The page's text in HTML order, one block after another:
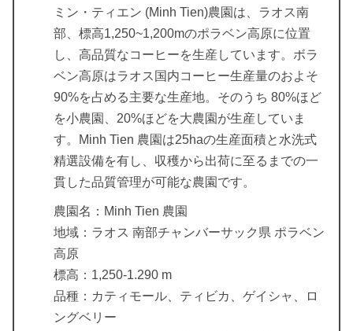
ミン・ティエン (Minh Tien)農園は、ラオス南
部、標高1,250~1,200mのポラベン高原に位置
し、高品質なコーヒーを生産しています。ボラ
ベン高原はラオス国内コーヒー生産量のおよそ
90%を占める主要な生産地。そのうち 80%ほど
を小農園、20%ほどを大農園が生産していま
す。Minh Tien 農園は25haの生産面積と水洗式
精選設備を有し、収穫から出荷に至るまでの一
貫した品質管理が可能な農園です。
農園名：Minh Tien 農園
地域：ラオス 南部チャンバーサック県 ポラベン
高原
標高：1,250-1.290 m
品種：カティモール、ティビカ、ゲイシャ、ロ
ングベリー